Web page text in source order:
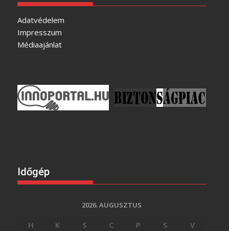
Adatvédelem
Impresszum
Médiaajánlat
Időgép
2026. AUGUSZTUS
H K S C P S
V